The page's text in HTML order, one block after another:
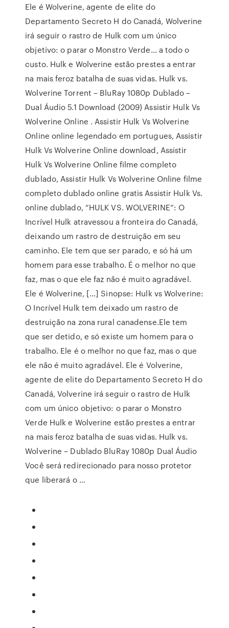
Ele é Wolverine, agente de elite do
Departamento Secreto H do Canadá, Wolverine
irá seguir o rastro de Hulk com um único
objetivo: o parar o Monstro Verde… a todo o
custo. Hulk e Wolverine estão prestes a entrar
na mais feroz batalha de suas vidas. Hulk vs.
Wolverine Torrent – BluRay 1080p Dublado –
Dual Áudio 5.1 Download (2009) Assistir Hulk Vs
Wolverine Online . Assistir Hulk Vs Wolverine
Online online legendado em portugues, Assistir
Hulk Vs Wolverine Online download, Assistir
Hulk Vs Wolverine Online filme completo
dublado, Assistir Hulk Vs Wolverine Online filme
completo dublado online gratis Assistir Hulk Vs.
online dublado, “HULK VS. WOLVERINE”: O
Incrível Hulk atravessou a fronteira do Canadá,
deixando um rastro de destruição em seu
caminho. Ele tem que ser parado, e só há um
homem para esse trabalho. É o melhor no que
faz, mas o que ele faz não é muito agradável.
Ele é Wolverine, […] Sinopse: Hulk vs Wolverine:
O Incrível Hulk tem deixado um rastro de
destruição na zona rural canadense.Ele tem
que ser detido, e só existe um homem para o
trabalho. Ele é o melhor no que faz, mas o que
ele não é muito agradável. Ele é Volverine,
agente de elite do Departamento Secreto H do
Canadá, Volverine irá seguir o rastro de Hulk
com um único objetivo: o parar o Monstro
Verde Hulk e Wolverine estão prestes a entrar
na mais feroz batalha de suas vidas. Hulk vs.
Wolverine – Dublado BluRay 1080p Dual Áudio
Você será redirecionado para nosso protetor
que liberará o …